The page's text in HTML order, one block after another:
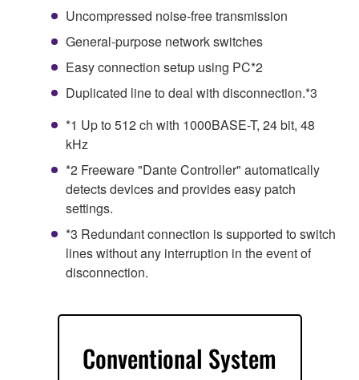
Uncompressed noise-free transmission
General-purpose network switches
Easy connection setup using PC*2
Duplicated line to deal with disconnection.*3
*1 Up to 512 ch with 1000BASE-T, 24 bit, 48
kHz
*2 Freeware "Dante Controller" automatically
detects devices and provides easy patch
settings.
*3 Redundant connection is supported to switch
lines without any interruption in the event of
disconnection.
Conventional System